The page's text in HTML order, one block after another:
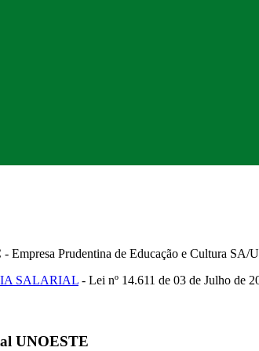
- Empresa Prudentina de Educação e Cultura
SALARIAL - Lei nº 14.611 de 03 de Julho de
UNOESTE